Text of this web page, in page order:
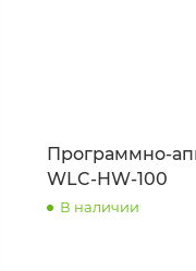
Программно-
WLC-HW-100
В наличии